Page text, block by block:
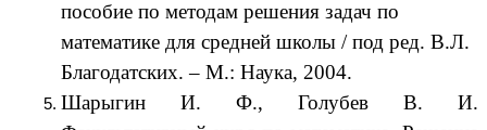
пособие по методам решения задач по
математике для средней школы / под ред. В.Л.
Благодатских. – М.: Наука, 2004.
Шарыгин И. Ф., Голубев В. И.